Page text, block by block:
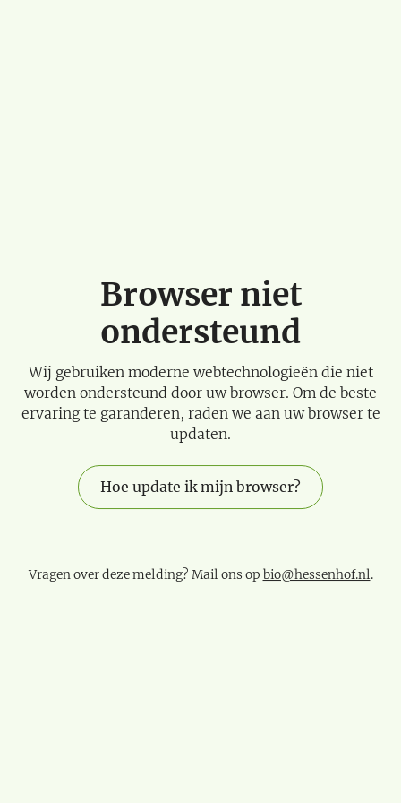
Browser niet
ondersteund
Wij gebruiken moderne webtechnologieën die niet
worden ondersteund door uw browser. Om de beste
ervaring te garanderen, raden we aan uw browser te
updaten.
Hoe update ik mijn browser?
Vragen over deze melding? Mail ons op bio@hessenhof.nl.